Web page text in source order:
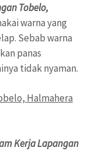
Tobelo,
warna yang
Sebab warna
panas
tidak nyaman.
Kerja Lapangan